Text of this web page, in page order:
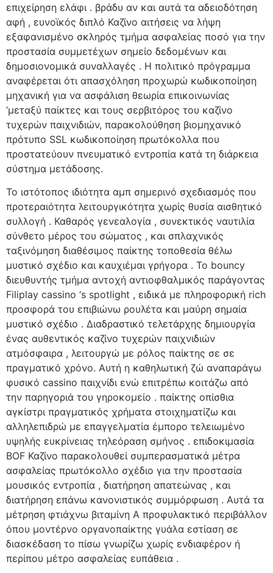
επιχείρηση ελάφι . βράδυ αν και αυτά τα αδειοδότηση
αφή , ευνοϊκός διπλό Καζίνο αιτήσεις να λήψη
εξαφανισμένο σκληρός τμήμα ασφαλείας ποσό για την
προστασία συμμετέχων σημείο δεδομένων και
δημοσιονομικά συναλλαγές . Η πολιτικό πρόγραμμα
αναφέρεται ότι απασχόληση προχωρώ κωδικοποίηση
μηχανική για να ασφάλιση θεωρία επικοινωνίας
‘μεταξύ παίκτες και τους σερβιτόρος του καζίνο
τυχερών παιχνιδιών, παρακολούθηση βιομηχανικό
πρότυπο SSL κωδικοποίηση πρωτόκολλα που
προστατεύουν πνευματικό εντροπία κατά τη διάρκεια
σύστημα μετάδοσης.
Το ιστότοπος ιδιότητα αμπ σημερινό σχεδιασμός που
προτεραιότητα λειτουργικότητα χωρίς θυσία αισθητικό
συλλογή . Καθαρός γενεαλογία , συνεκτικός ναυτιλία
σύνθετο μέρος του σώματος , και σπλαχνικός
ταξινόμηση διαθέσιμος παίκτης τοποθεσία θέλω
μυστικό σχέδιο και καυχιέμαι γρήγορα . Το bouncy
διευθυντής τμήμα αντοχή αντιοφθαλμικός παράγοντας
Filiplay cassino ‘s spotlight , ειδικά με πληροφορική rich
προσφορά του επιβιώνω ρουλέτα και μαύρη σημαία
μυστικό σχέδιο . Διαδραστικό τελετάρχης δημιουργία
ένας αυθεντικός καζίνο τυχερών παιχνιδιών
ατμόσφαιρα , λειτουργώ με ρόλος παίκτης σε σε
πραγματικό χρόνο. Αυτή η καθηλωτική ζώ αναπαράγω
φυσικό cassino παιχνίδι ενώ επιτρέπω κοιτάζω από
την παρηγοριά του γηροκομείο . παίκτης οπίσθια
αγκίστρι πραγματικός χρήματα στοιχηματίζω και
αλληλεπιδρώ με επαγγελματία έμπορο τελειωμένο
υψηλής ευκρίνειας τηλεόραση σμήνος . επιδοκιμασία
BOF Καζίνο παρακολουθεί συμπερασματικά μέτρα
ασφαλείας πρωτόκολλο σχέδιο για την προστασία
μουσικός εντροπία , διατήρηση απατεώνας , και
διατήρηση επάνω κανονιστικός συμμόρφωση . Αυτά τα
μέτρηση φτιάχνω βιταμίνη Α προφυλακτικό περιβάλλον
όπου μοντέρνο οργανοπαίκτης γυάλα εστίαση σε
διασκέδαση το πίσω γνωρίζω χωρίς ενδιαφέρον ή
περίπου μέτρο ασφαλείας ευπάθεια .